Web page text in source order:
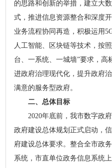
的思路和创新的举措，建立大
式，推进信息资源整合和深度
业务流程协同再造，积极运用
人工智能、区块链等技术，按
台、一系统、一城墙”要求，高
进政府治理现代化，提升政府
满意的服务型政府。
二、总体目标
2020年底前，我市数字政
政府建设总体规划正式启动，
府建设总体要求。整合全市政
系统，市直单位政务信息系统